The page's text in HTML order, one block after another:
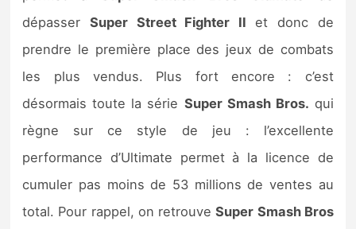
dépasser Super Street Fighter II et donc de
prendre le première place des jeux de combats
les plus vendus. Plus fort encore : c’est
désormais toute la série Super Smash Bros. qui
règne sur ce style de jeu : l’excellente
performance d’Ultimate permet à la licence de
cumuler pas moins de 53 millions de ventes au
total. Pour rappel, on retrouveSuper Smash Bros